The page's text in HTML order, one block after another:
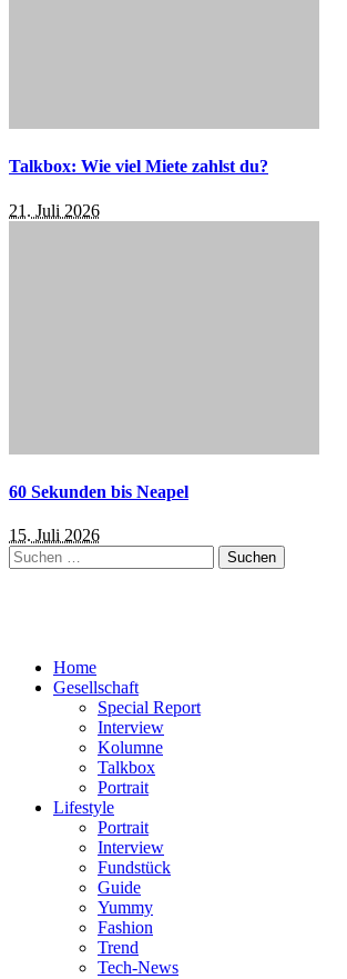
Talkbox: Wie viel Miete zahlst du?
21. Juli 2026
60 Sekunden bis Neapel
15. Juli 2026
Suchen
nach:
Home
Gesellschaft
Special Report
Interview
Kolumne
Talkbox
Portrait
Lifestyle
Portrait
Interview
Fundstück
Guide
Yummy
Fashion
Trend
Tech-News